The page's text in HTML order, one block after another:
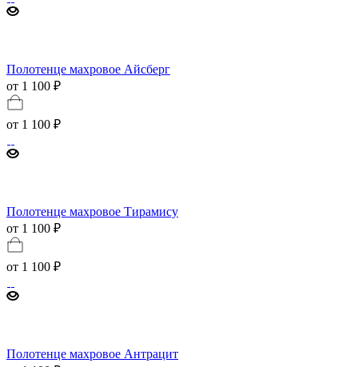
Полотенце махровое Айсберг
от 1 100 ₽
от 1 100 ₽
Полотенце махровое Тирамису
от 1 100 ₽
от 1 100 ₽
Полотенце махровое Антрацит